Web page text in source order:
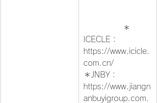
https://www.icicle.
com.cn/
https://www.jiangn
anbuyigroup.com.